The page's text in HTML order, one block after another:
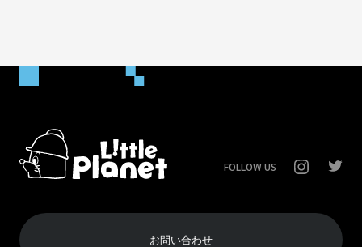
FOLLOW US
お問い合わせ